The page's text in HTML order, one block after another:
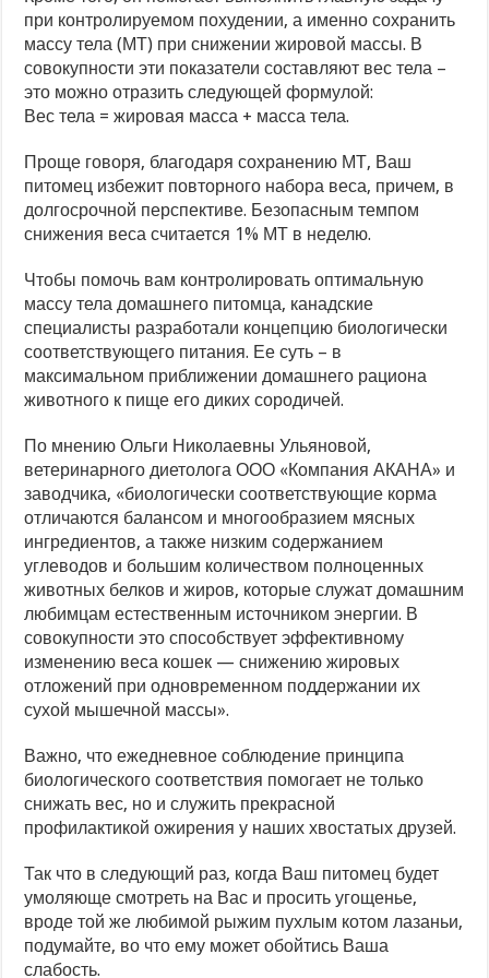
при контролируемом похудении, а именно сохранить
массу тела (МТ) при снижении жировой массы. В
совокупности эти показатели составляют вес тела –
это можно отразить следующей формулой:
Вес тела = жировая масса + масса тела.
Проще говоря, благодаря сохранению МТ, Ваш
питомец избежит повторного набора веса, причем, в
долгосрочной перспективе. Безопасным темпом
снижения веса считается 1% МТ в неделю.
Чтобы помочь вам контролировать оптимальную
массу тела домашнего питомца, канадские
специалисты разработали концепцию биологически
соответствующего питания. Ее суть – в
максимальном приближении домашнего рациона
животного к пище его диких сородичей.
По мнению Ольги Николаевны Ульяновой,
ветеринарного диетолога ООО «Компания АКАНА» и
заводчика, «биологически соответствующие корма
отличаются балансом и многообразием мясных
ингредиентов, а также низким содержанием
углеводов и большим количеством полноценных
животных белков и жиров, которые служат домашним
любимцам естественным источником энергии. В
совокупности это способствует эффективному
изменению веса кошек — снижению жировых
отложений при одновременном поддержании их
сухой мышечной массы».
Важно, что ежедневное соблюдение принципа
биологического соответствия помогает не только
снижать вес, но и служить прекрасной
профилактикой ожирения у наших хвостатых друзей.
Так что в следующий раз, когда Ваш питомец будет
умоляюще смотреть на Вас и просить угощенье,
вроде той же любимой рыжим пухлым котом лазаньи,
подумайте, во что ему может обойтись Ваша
слабость.